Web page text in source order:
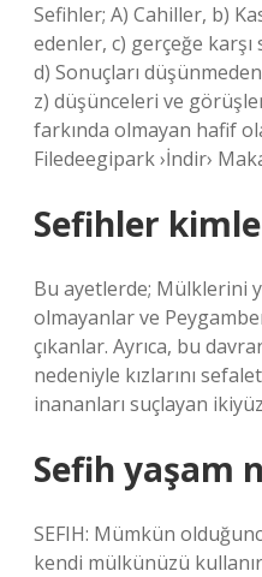
Sefihler; A) Cahiller, b)
edenler, c) gerçeğe karşı
d) Sonuçları
z) düşünceleri ve
farkında olmayan hafif
Filedeegipark ›İndir›
Sefihler
Bu ayetlerde; Mülklerini
olmayanlar ve
çıkanlar. Ayrıca, bu
nedeniyle kızlarını
inananları suçlayan
Sefih yaşam
SEFIH: Mümkün
kendi mülkünüzü